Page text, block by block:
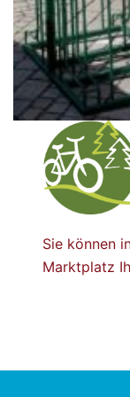
Sie können
Marktplatz